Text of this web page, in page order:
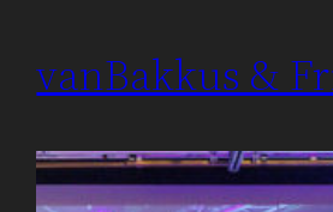
vanBakkus &